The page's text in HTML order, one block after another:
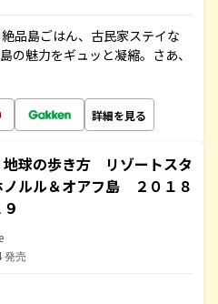
品島ごはん、古民家ステイな
の魅力をギュッと凝縮。さあ、
詳細を見る
球の歩き方 リゾートスタ
ルル＆オアフ島 ２０１８
発売